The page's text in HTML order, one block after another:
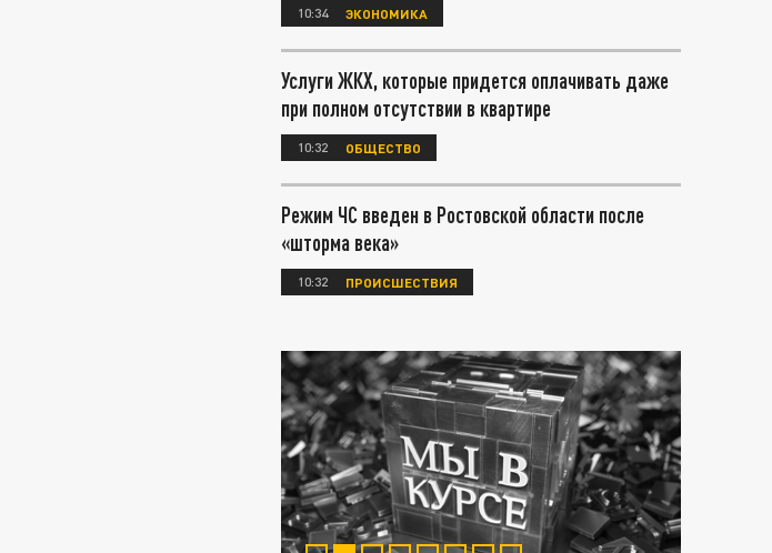
10:34 ЭКОНОМИКА
Услуги ЖКХ, которые придется оплачивать даже
при полном отсутствии в квартире
10:32 ОБЩЕСТВО
Режим ЧС введен в Ростовской области после
«шторма века»
10:32 ПРОИСШЕСТВИЯ